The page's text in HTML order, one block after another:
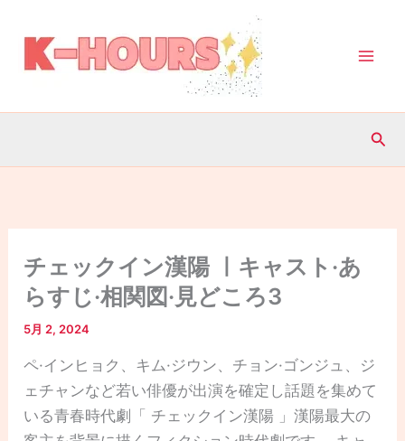
キ
プ
検
チェックイン漢陽 ㅣキャスト·あ
らすじ·相関図·見どころ3
5月 2, 2024
ペ·インヒョク、キム·ジウン、チョン·ゴンジュ、ジ
ェチャンなど若い俳優が出演を確定し話題を集めて
いる青春時代劇「 チェックイン漢陽 」漢陽最大の